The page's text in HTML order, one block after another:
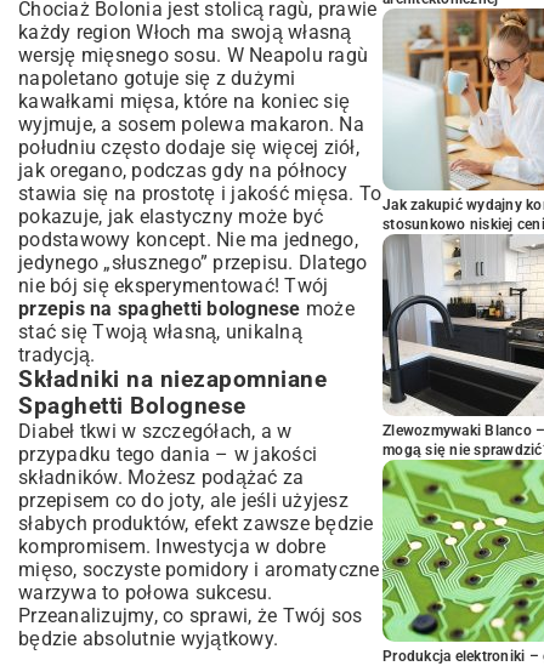
Chociaż Bolonia jest stolicą ragù, prawie
każdy region Włoch ma swoją własną
wersję mięsnego sosu. W Neapolu ragù
napoletano gotuje się z dużymi
kawałkami mięsa, które na koniec się
wyjmuje, a sosem polewa makaron. Na
południu często dodaje się więcej ziół,
jak oregano, podczas gdy na północy
stawia się na prostotę i jakość mięsa. To
pokazuje, jak elastyczny może być
podstawowy koncept. Nie ma jednego,
jedynego „słusznego” przepisu. Dlatego
nie bój się eksperymentować! Twój
przepis na spaghetti bolognese może
stać się Twoją własną, unikalną
tradycją.
Składniki na niezapomniane
Spaghetti Bolognese
Diabeł tkwi w szczegółach, a w
przypadku tego dania – w jakości
składników. Możesz podążać za
przepisem co do joty, ale jeśli użyjesz
słabych produktów, efekt zawsze będzie
kompromisem. Inwestycja w dobre
mięso, soczyste pomidory i aromatyczne
warzywa to połowa sukcesu.
Przeanalizujmy, co sprawi, że Twój sos
będzie absolutnie wyjątkowy.
Jak zakupić wydajny
stosunkowo niskiej
Zlewozmywaki Blanco
mogą się nie
Produkcja elektroniki –